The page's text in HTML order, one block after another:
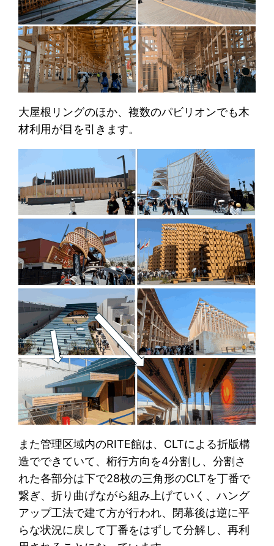
大屋根リングのほか、複数のパビリオンでも木
材利用が目を引きます。
また管理区域内のRITE館は、CLTによる折版構
造でできていて、桁行方向を4分割し、分割さ
れた各部分は下で28枚の三角形のCLTを丁番で
繋ぎ、折り曲げながら組み上げていく、ハング
アップ工法で建て方が行われ、閉幕後は逆に平
らな状況に戻して丁番をはずして分解し、再利